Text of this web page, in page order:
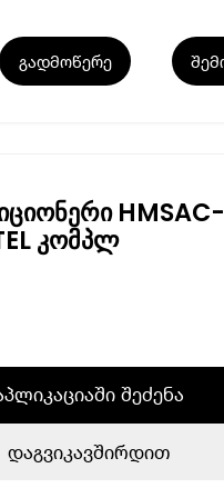
გადმოწერე
კომპლ
შეძენა
დაგვიკავშირდით